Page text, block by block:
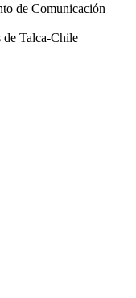
de Comunicación
de Talca-Chile